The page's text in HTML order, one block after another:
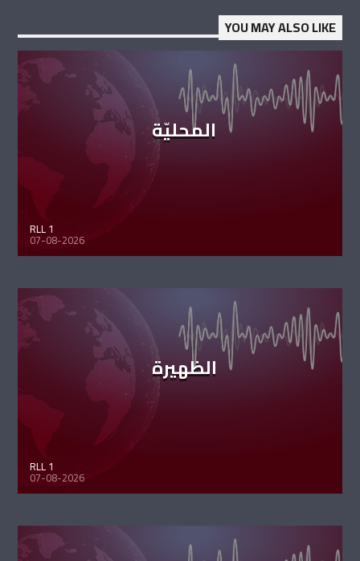
YOU MAY ALSO LIKE
المحليّة
RLL 1
07-08-2026
الظهيرة
RLL 1
07-08-2026